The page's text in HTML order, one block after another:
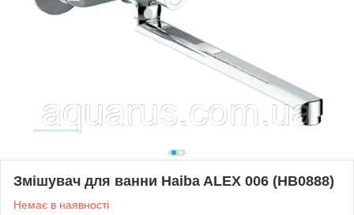
Змішувач для ванни Haiba ALEX 006 (HB0888)
Немає в наявності